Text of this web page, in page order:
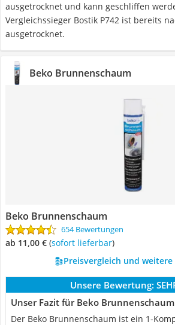
ausgetrocknet und kann geschliffen
Vergleichssieger Bostik P742 ist bereits
ausgetrocknet.
Beko Brunnenschaum
Beko Brunnenschaum
654 Bewertungen
ab 11,00 € ( Sofort lieferbar)
Preisvergleich und weitere
Unsere Bewertung:
Unser Fazit für Beko
Der Beko Brunnenschaum ist ein 1-